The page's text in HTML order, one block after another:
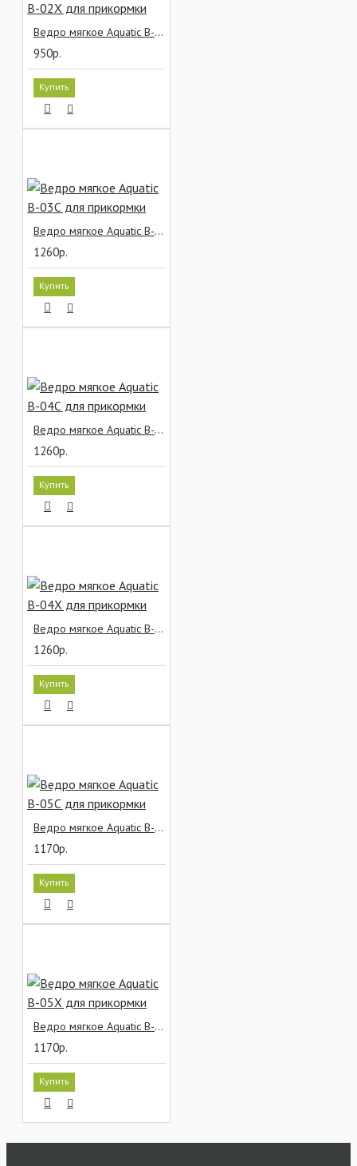
Ведро мягкое Aquatic В-02Х для прикормки
950р.
Купить
Ведро мягкое Aquatic В-03С для прикормки
1260р.
Купить
Ведро мягкое Aquatic В-04С для прикормки
1260р.
Купить
Ведро мягкое Aquatic В-04Х для прикормки
1260р.
Купить
Ведро мягкое Aquatic В-05С для прикормки
1170р.
Купить
Ведро мягкое Aquatic В-05Х для прикормки
1170р.
Купить